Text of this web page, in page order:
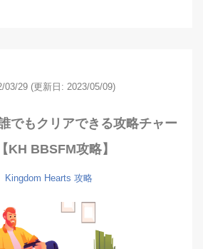
03/29 (更新日: 2023/05/09)
でもクリアできる攻略チャー
KH BBSFM攻略】
Kingdom Hearts 攻略